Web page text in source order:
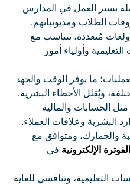
بسير العمل في المدارس
الطلاب ومديونياتهم.
ولغات مُتعددة، تتناسب مع
وأولياء أمور
ما يوفر الوقت والجهد
ويُقلل الأخطاء البشرية.
الحسابات والمالية
البشرية وعلاقات العملاء.
والجمارك، ومتوافق مع
الفوترة الإلكترونية في
التعليمية، وتنافسي للغاية